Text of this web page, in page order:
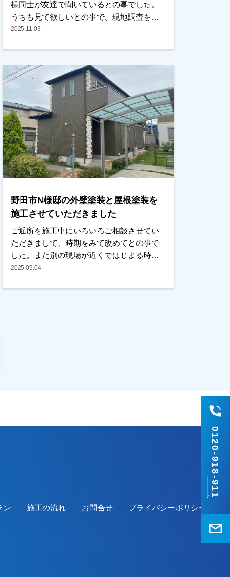
0120-918-911
様同士が友達で聞いているとの事でした。
うちも見て欲しいとの事で、現地調査をお
こない、お見積りをお出ししました。以前
と、しつこい営業が嫌だったとの事でし
た。弊社の資料とお見積りをお渡ししまし
たら、ご予算内で、内容も分かりやすかっ
たとの事で、ＯＫをいただき、任せていた
だきました。色は奥さまがお決めになられ
ましたが、こだわった方で、実は汚れの目
立つ見えない箇所には濃い色をもってきて
ます。また薄紫いろも非常に綺麗で、ご近
所の方からも評判がよかったです。仕上り
もとてもいいとご満足していただけまし
日部市、野田市、吉川市、草加市またはそ
の他地域でも外壁塗装をお考えのお客様、
まずはご相談からでも大丈夫です！現地調
査、お見積りはもちろん無料にておこなっ
ております。またお支払い方法につきまし
ても、無金利ローンも取り扱っております
2025.11.03
野田市N様邸の外壁塗装と屋根塗装を
施工させていただきました
ご近所を施工中にいろいろご相談させてい
ただきまして、時期をみて改めてとの事で
した。また別の現場が近くではじまる時
に、カラーシミレーションをお持ちしご提
まずはご相談からでも大丈夫です！現地調
2025.09.04
ン 施工の流れ お問合せ プライバシーポリシー